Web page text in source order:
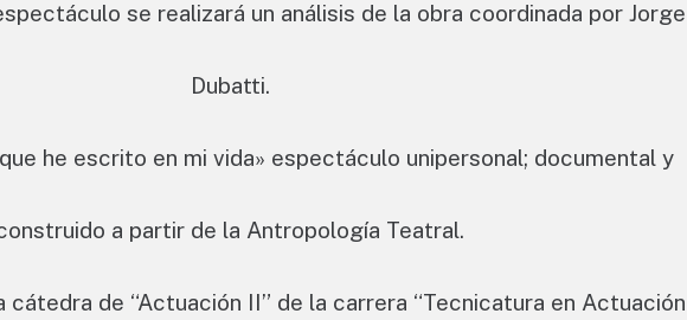
se realizará un análisis de la obra coordinada por Jorge
Dubatti.
he escrito en mi vida» espectáculo unipersonal; documental y
a partir de la Antropología Teatral.
cátedra de “Actuación II” de la carrera “Tecnicatura en Actuación